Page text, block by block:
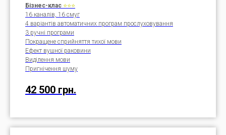
Бізнес-клас ⭐⭐⭐
16 каналів, 16 смуг
4 варіантів автоматичних програм прослуховування
3 ручні програми
Покращене сприйняття тихої мови
Ефект вушної раковини
Виділення мови
Пригнічення шуму
42 500 грн.